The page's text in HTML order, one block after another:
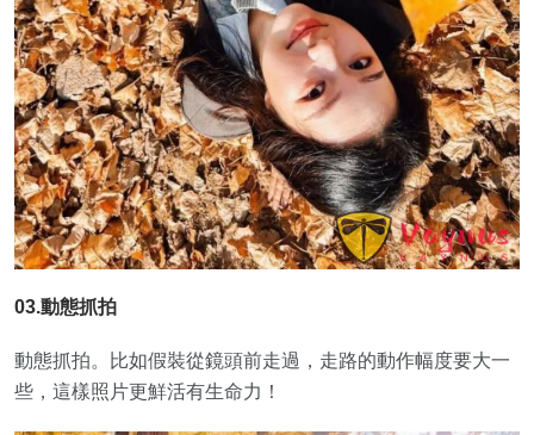
03.動態抓拍
動態抓拍。比如假裝從鏡頭前走過，走路的動作幅度要大一
些，這樣照片更鮮活有生命力！